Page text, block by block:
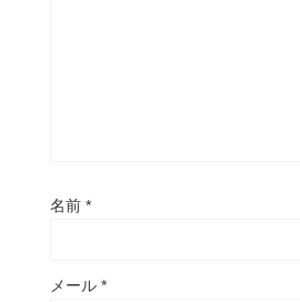
名前 *
メール *